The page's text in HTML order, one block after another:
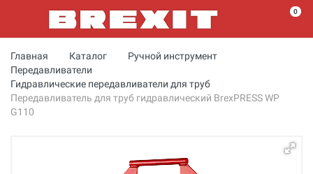
0
Главная Каталог
Ручной инструмент
Передавливатели
Гидравлические передавливатели для труб
Передавливатель для труб гидравлический BrexPRESS WP
G110